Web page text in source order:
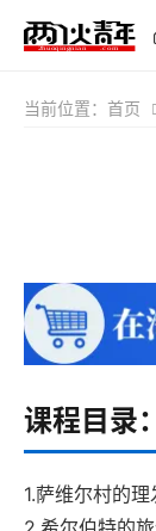
当前位置： 首页
课程目录：
1.萨维尔村的